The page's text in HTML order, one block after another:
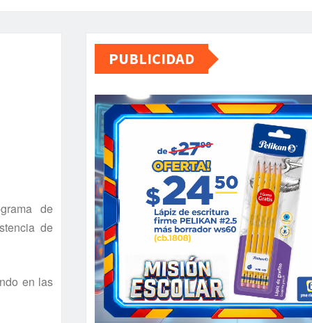
de
de
en las
PUBLICIDAD